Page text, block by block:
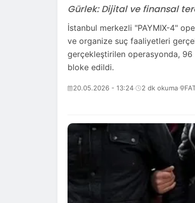
Gürlek: Dijital ve finansal
İstanbul merkezli "PAYMIX-4"
ve organize suç faaliyetleri
gerçekleştirilen operasyonda, 96
bloke edildi.
20.05.2026 - 13:24· 2 dk okuma·